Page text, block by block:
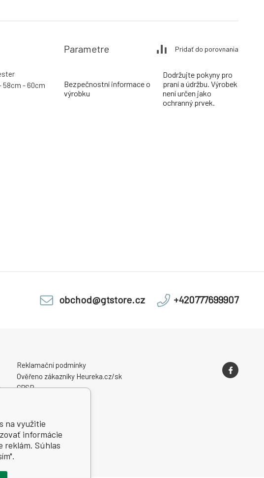
58cm - 60cm
Parametre Pridať do porovnania
Bezpečnostní informace o
výrobku
Dodržujte pokyny pro
praní a údržbu. Výrobek
není určen jako
ochranný prvek.
obchod@gtstore.cz +420777699907
Reklamační podmínky
Ověřeno zákazníky Heureka.cz/sk
GPSR
na využitie
informácie
reklám. Súhlas